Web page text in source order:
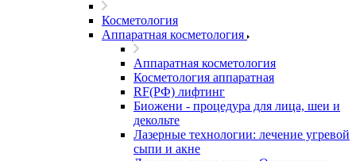
Косметология
Аппаратная косметология
Аппаратная косметология
Косметология аппаратная
RF(РФ) лифтинг
Биожени - процедура для лица, шеи и
декольте
Лазерные технологии: лечение угревой
сыпи и акне